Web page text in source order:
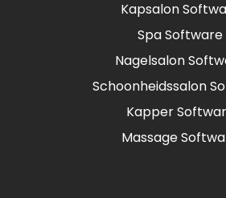
Kapsalon
Spa Software
Nagelsalon
Schoonheidssalon
Kapper
Massage